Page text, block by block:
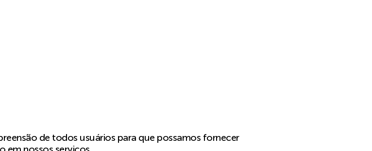
de todos usuários para que possamos fornecer